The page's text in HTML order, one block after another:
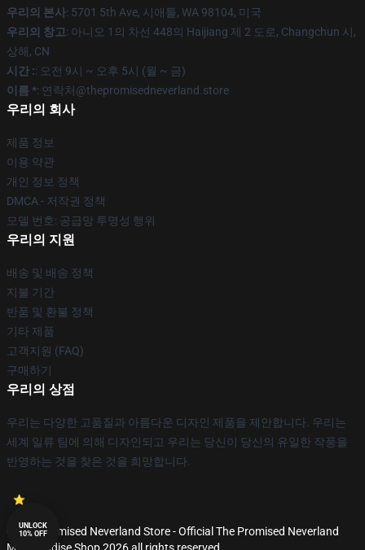
우리의 본사: 5701 5th Ave, 시애틀, WA 98104, 미국
우리의 창고: 아니오 1의 차선 448의 Haijiang 제 2 도로, Changchun 시,
상해, CN
시간 :: 오전 9시 ~ 오후 5시 (월 ~ 금)
이름 *: 연락처@thepromisedneverland.store
우리의 회사
제품 정보
이용 약관
개인 정보 정책
DMCA - 저작권 정책
모델 번호: 공급망 투명성 행위
우리의 지원
배송 및 배송 정책
지불 기간
반품 및 환불 정책
기타 제품
고객지원 (FAQ)
구매하기
우리의 상점
우리는 다양한 고품질과 아름다운 디자인 제품을 제안합니다. 우리는
세계 일류 팀에 의해 디자인되고 우리는 당신이 당신의 유일한 작풍을
반영하는 것을 찾은 것을 희망합니다.
© The Promised Neverland Store - Official The Promised Neverland
UNLOCK
10% OFF